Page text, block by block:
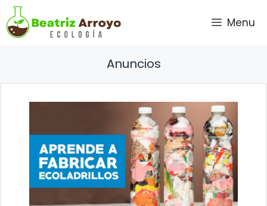
Saltar
al
contenido
Menu
Anuncios